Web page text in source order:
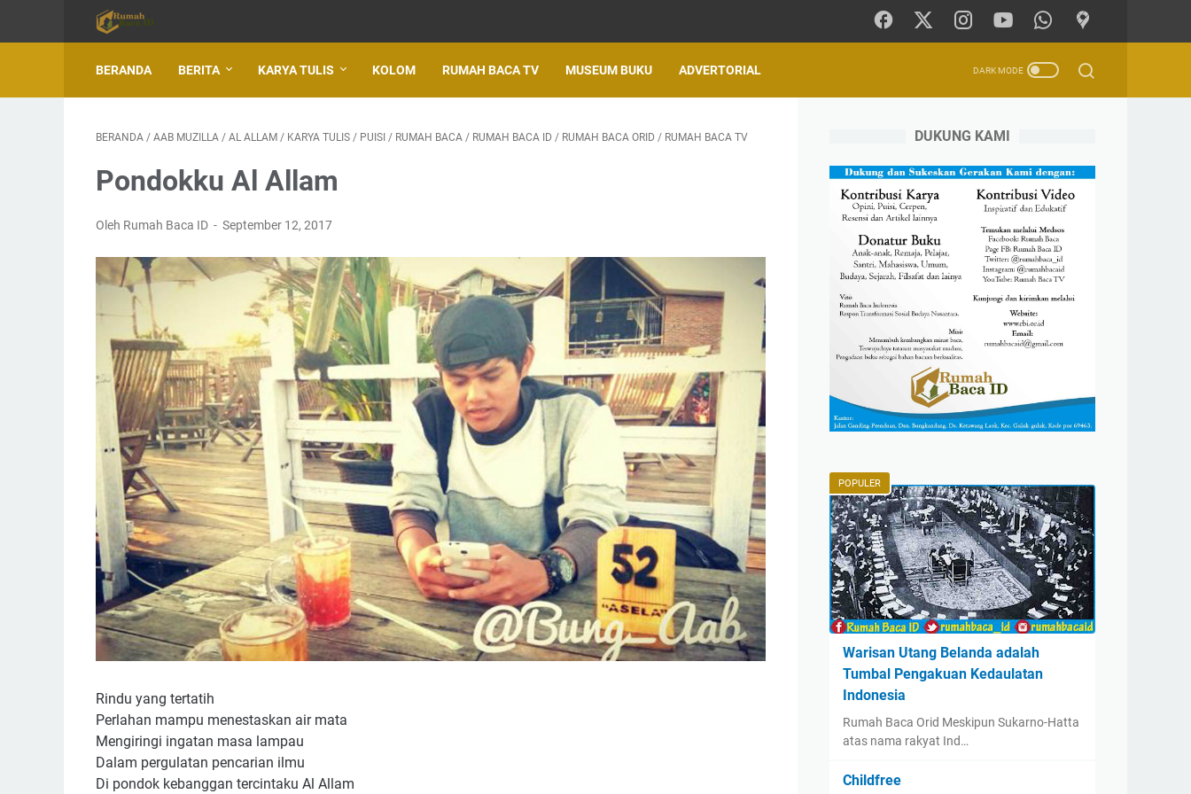
BERANDA BERITA KARYA TULIS KOLOM RUMAH BACA TV MUSEUM BUKU ADVERTORIAL
BERANDA / AAB MUZILLA / AL ALLAM / KARYA TULIS / PUISI / RUMAH BACA / RUMAH BACA ID / RUMAH BACA ORID / RUMAH BACA TV
Pondokku Al Allam
Oleh Rumah Baca ID September 12, 2017
Rindu yang tertatih
Perlahan mampu menestaskan air mata
Mengiringi ingatan masa lampau
Dalam pergulatan pencarian ilmu
Di pondok kebanggan tercintaku Al Allam
DUKUNG KAMI
POPULER
Warisan Utang Belanda adalah
Tumbal Pengakuan Kedaulatan
Indonesia
Rumah Baca Orid Meskipun Sukarno-Hatta
atas nama rakyat Ind…
Childfree